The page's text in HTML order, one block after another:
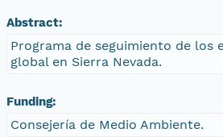
Abstract:
Programa de seguimiento de los
global en Sierra Nevada.
Funding:
Consejería de Medio Ambiente.